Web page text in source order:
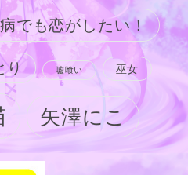
でも恋がしたい！
り 嘘喰い 巫女
矢澤にこ